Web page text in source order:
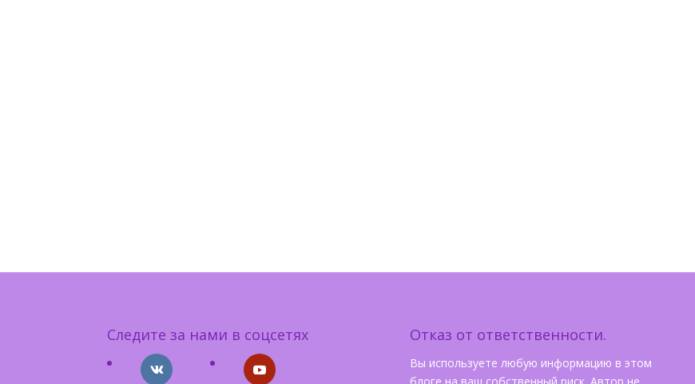
Следите за нами в соцсетях Отказ от ответственности.
Вы используете любую информацию в этом
блоге на ваш собственный риск. Автор не